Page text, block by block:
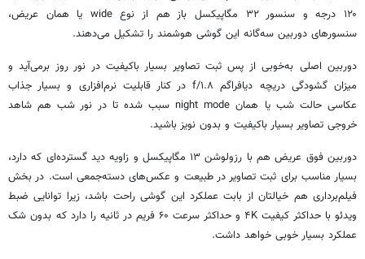
۱۲۰ درجه و سنسور ۳۲ مگاپیکسل باز هم از نوع wide یا همان عریض،
سنسورهای دوربین سه‌گانه این گوشی هوشمند را تشکیل می‌دهند.
دوربین اصلی به‌خوبی از پس ثبت تصاویر بسیار باکیفیت در نور روز برمی‌آید و
میزان گشودگی دریچه دیافراگم f/۱.۸ در کنار قابلیت نرم‌افزاری و بسیار جذاب
عکاسی حالت شب یا همان night mode سبب شده تا در نور شب هم شاهد
خروجی تصاویر بسیار باکیفیت و بدون نویز باشید.
دوربین فوق عریض هم با رزولوشن ۱۳ مگاپیکسل و زاویه دید گسترده‌ای که دارد،
بسیار مناسب برای ثبت تصاویر در طبیعت و عکس‌های دسته‌جمعی است. در بخش
فیلم‌برداری هم خیالتان از بابت عملکرد این گوشی راحت باشد، زیرا توانایی ضبط
ویدئو با حداکثر کیفیت ۴K و حداکثر سرعت ۶۰ فریم در ثانیه را دارد که بدون شک
عملکرد بسیار خوبی خواهد داشت.